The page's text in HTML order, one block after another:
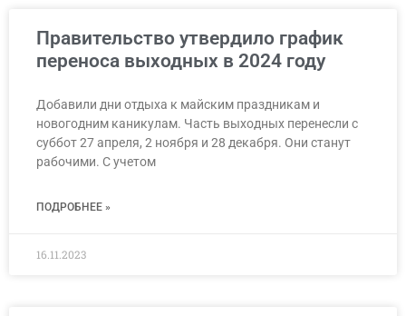
Правительство утвердило график
переноса выходных в 2024 году
Добавили дни отдыха к майским праздникам и
новогодним каникулам. Часть выходных перенесли с
суббот 27 апреля, 2 ноября и 28 декабря. Они станут
рабочими. С учетом
ПОДРОБНЕЕ »
16.11.2023